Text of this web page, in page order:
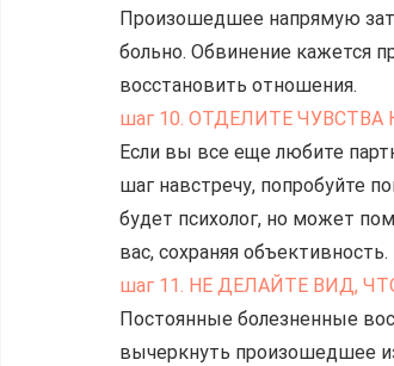
Произошедшее напрямую
больно. Обвинение кажется
восстановить отношения.
шаг 10. ОТДЕЛИТЕ
Если вы все еще любите
шаг навстречу, попробуйте
будет психолог, но может
вас, сохраняя объективность.
шаг 11. НЕ ДЕЛАЙТЕ ВИД,
Постоянные болезненные
вычеркнуть произошедшее